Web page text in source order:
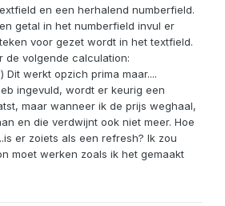
en een herhalend numberfield.
getal in het numberfield invul er
voor gezet wordt in het textfield.
de volgende calculation:
Dit werkt opzich prima maar....
ingevuld, wordt er keurig een
maar wanneer ik de prijs weghaal,
en die verdwijnt ook niet meer. Hoe
er zoiets als een refresh? Ik zou
moet werken zoals ik het gemaakt